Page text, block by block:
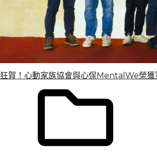
狂賀！心動家族協會與心保MentalWe榮獲